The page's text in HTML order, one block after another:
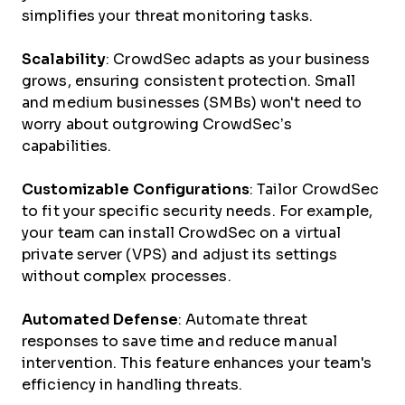
simplifies your threat monitoring tasks.
Scalability: CrowdSec adapts as your business
grows, ensuring consistent protection. Small
and medium businesses (SMBs) won't need to
worry about outgrowing CrowdSec’s
capabilities.
Customizable Configurations: Tailor CrowdSec
to fit your specific security needs. For example,
your team can install CrowdSec on a virtual
private server (VPS) and adjust its settings
without complex processes.
Automated Defense: Automate threat
responses to save time and reduce manual
intervention. This feature enhances your team's
efficiency in handling threats.